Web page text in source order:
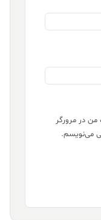
من در مرورگر
می‌نویسم.